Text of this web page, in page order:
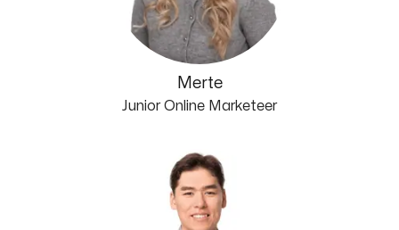
Merte
Junior Online Marketeer